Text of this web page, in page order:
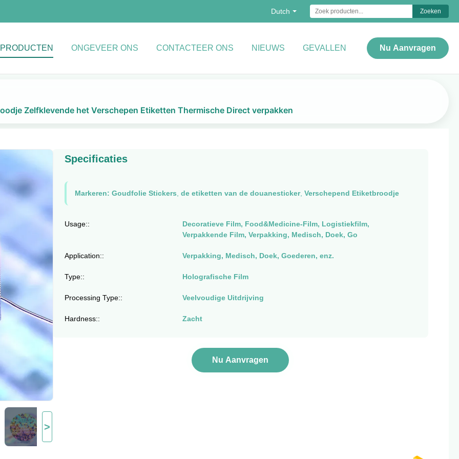
Dutch Zoeken
PRODUCTEN ONGEVEER ONS CONTACTEER ONS NIEUWS GEVALLEN Nu Aanvragen
Zelfklevende het Verschepen Etiketten Thermische Direct verpakken
>
Specificaties
Markeren: Goudfolie Stickers de etiketten van de douanesticker, Verschepend Etiketbroodje
Usage::
Decoratieve Film, Food&Medicine-Film, Logistiekfilm,
Verpakkende Film, Verpakking, Medisch, Doek, Go
Application:: Verpakking, Medisch, Doek, Goederen, enz.
Type:: Holografische Film
Processing Type:: Veelvoudige Uitdrijving
Hardness:: Zacht
Nu Aanvragen